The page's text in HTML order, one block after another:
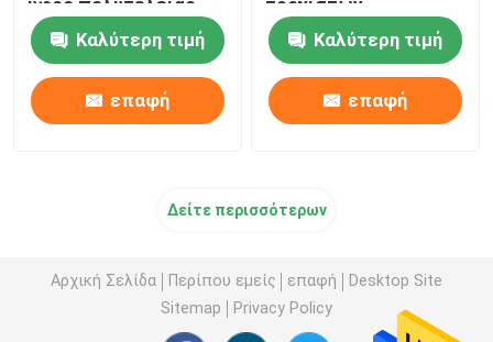
ποδιών ελαφρύ
Καλύτερη τιμή
επαφή
πολυθρόνων
σύγχρονες υφαντικές
έδρες
Καλύτερη τιμή
επαφή
Δείτε περισσότερων
Αρχική Σελίδα Περίπου εμείς επαφή
Desktop Site
Sitemap
Privacy Policy